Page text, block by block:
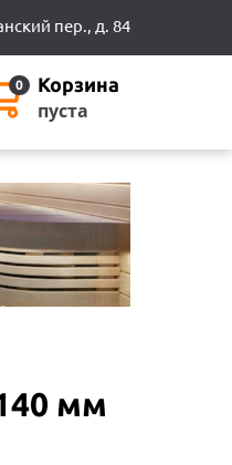
пер., д. 84
Корзина
0
пуста
мм